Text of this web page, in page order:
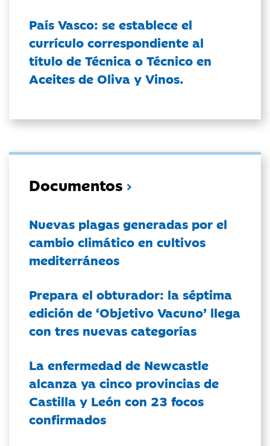
País Vasco: se establece el
currículo correspondiente al
título de Técnica o Técnico en
Aceites de Oliva y Vinos.
Documentos
Nuevas plagas generadas por el
cambio climático en cultivos
mediterráneos
Prepara el obturador: la séptima
edición de ‘Objetivo Vacuno’ llega
con tres nuevas categorías
La enfermedad de Newcastle
alcanza ya cinco provincias de
Castilla y León con 23 focos
confirmados